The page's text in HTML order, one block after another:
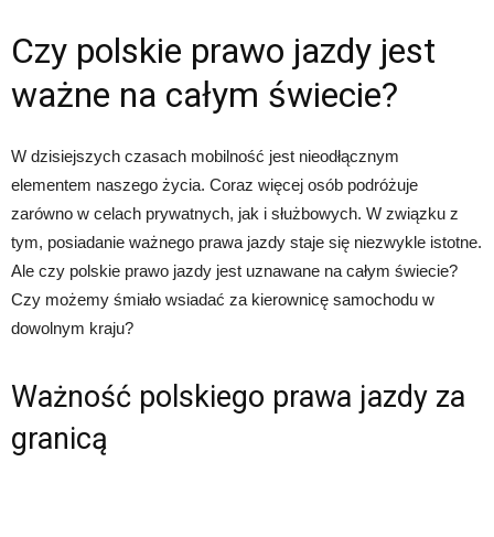
Czy polskie prawo jazdy jest
ważne na całym świecie?
W dzisiejszych czasach mobilność jest nieodłącznym
elementem naszego życia. Coraz więcej osób podróżuje
zarówno w celach prywatnych, jak i służbowych. W związku z
tym, posiadanie ważnego prawa jazdy staje się niezwykle istotne.
Ale czy polskie prawo jazdy jest uznawane na całym świecie?
Czy możemy śmiało wsiadać za kierownicę samochodu w
dowolnym kraju?
Ważność polskiego prawa jazdy za
granicą